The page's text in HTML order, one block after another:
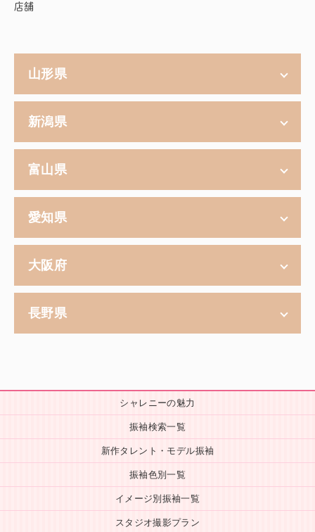
店舗
山形県
新潟県
富山県
愛知県
大阪府
長野県
シャレニーの魅力
振袖検索一覧
新作タレント・モデル振袖
振袖色別一覧
イメージ別振袖一覧
スタジオ撮影プラン